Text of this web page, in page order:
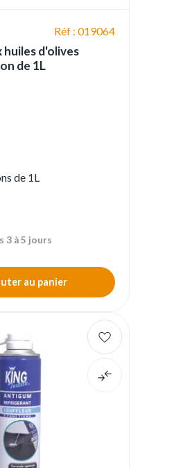
Réf : 019064
huiles d'olives
de 1L
de 1L
3 à 5 jours
au panier